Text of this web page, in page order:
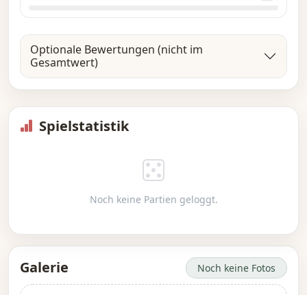
Optionale Bewertungen (nicht im
Gesamtwert)
Spielstatistik
Noch keine Partien geloggt.
Galerie Noch keine Fotos